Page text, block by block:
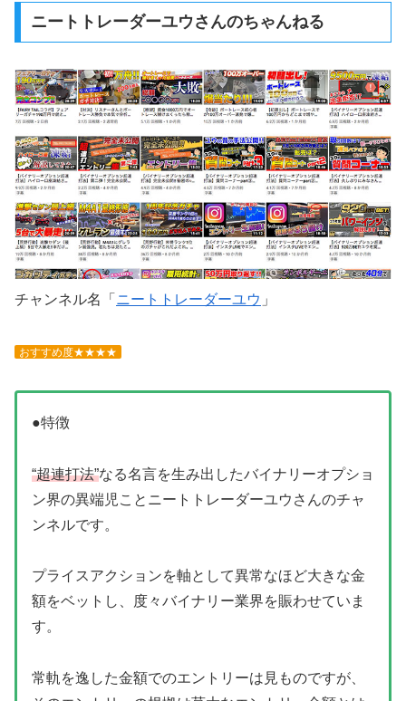
ニートトレーダーユウさんのちゃんねる
チャンネル名「 ニートトレーダーユウ 」
おすすめ度★★★★
●特徴
“超連打法”なる名言を生み出したバイナリーオプショ
ン界の異端児ことニートトレーダーユウさんのチャ
ンネルです。
プライスアクションを軸として異常なほど大きな金
額をベットし、度々バイナリー業界を賑わせていま
す。
常軌を逸した金額でのエントリーは見ものですが、